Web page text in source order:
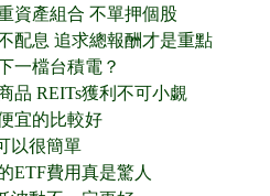
資產組合 不單押個股
配息 追求總報酬才是重點
一檔台積電？
品 REITs獲利不可小覷
宜的比較好
以很簡單
ETF費用真是驚人